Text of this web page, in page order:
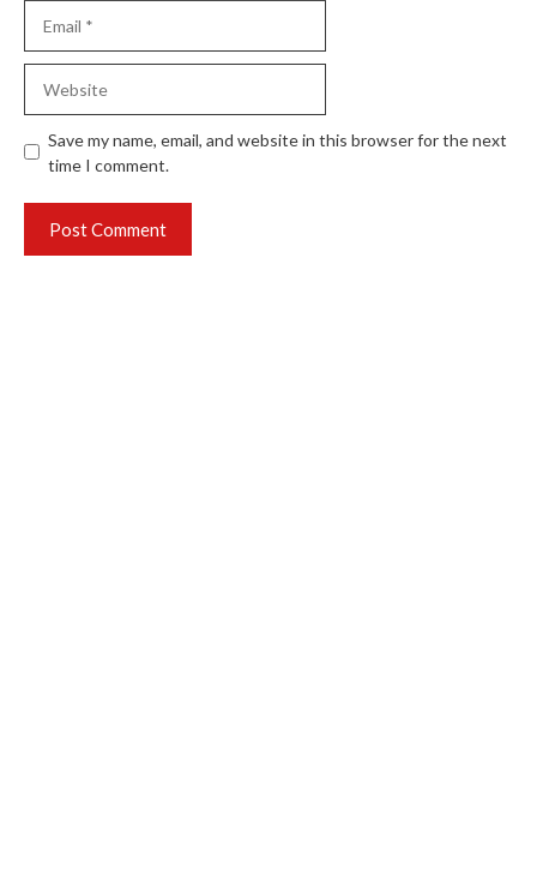
Save my name, email, and website in this browser for the next
time I comment.